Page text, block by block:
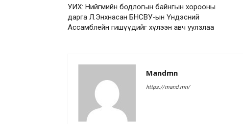
УИХ: Нийгмийн бодлогын байнгын хорооны
дарга Л.Энхнасан БНСВУ-ын Үндэсний
Ассамблейн гишүүдийг хүлээн авч уулзлаа
Mandmn
https://mand.mn/